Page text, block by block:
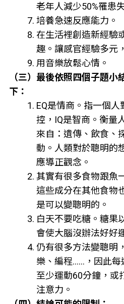
老年人減少50%罹患
培養急速反應能力。
在生活裡創造新經驗
趣。讓感官經驗多元
用音樂放鬆心情。
（三）最後依照四個子題小
下：
EQ是情商。指一個
控，IQ是智商。衡量
來自：遺傳、飲食、
動。人類對於聰明的
應導正觀念。
其實有很多食物跟魚
這些成分在其他食物
是可以變聰明的。
白天不要吃糖。糖果
會使大腦沒辦法好好
仍有很多方法變聰明
樂、編程......，因此
至少運動60分鐘，或
注意力。